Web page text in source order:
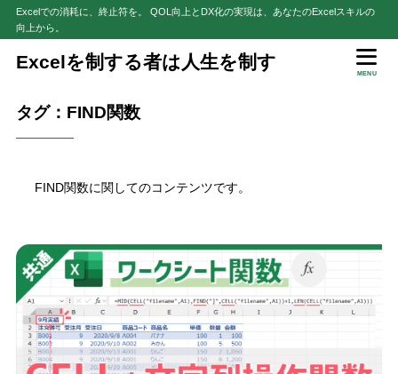
Excelでの消耗に、終止符を。 QOL向上とDX化の実現は、あなたのExcelスキルの
向上から。
Excelを制する者は人生を制す
MENU
タグ：FIND関数
FIND関数に関してのコンテンツです。